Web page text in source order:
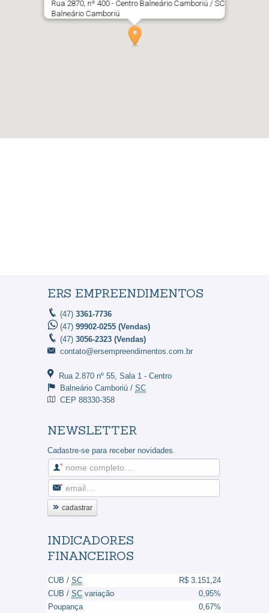
ERS EMPREENDIMENTOS
(47) 3361-7736
(47) 99902-0255 (Vendas)
(47) 3056-2323 (Vendas)
contato@ersempreendimentos.com.br
Rua 2.870 nº 55, Sala 1 - Centro
Balneário Camboriú / SC
CEP 88330-358
NEWSLETTER
Cadastre-se para receber novidades.
Nome
Completo
Email
cadastrar
INDICADORES
FINANCEIROS
CUB / SC
R$ 3.151,24
CUB / SC variação
0,95%
Poupança
0,67%